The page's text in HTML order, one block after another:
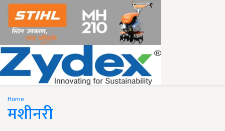
Home
मशीनरी